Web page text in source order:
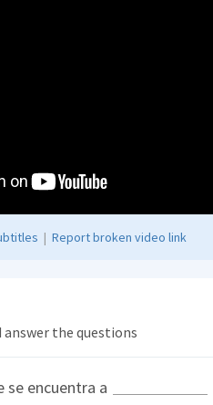
| Report broken video link
answer the questions
se encuentra a